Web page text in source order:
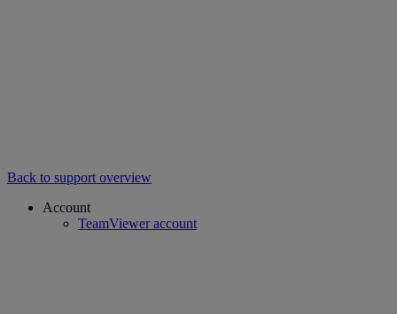
Back to support overview
Account
TeamViewer account